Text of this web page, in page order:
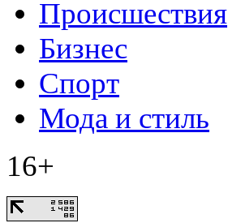
Происшествия
Бизнес
Спорт
Мода и стиль
16+